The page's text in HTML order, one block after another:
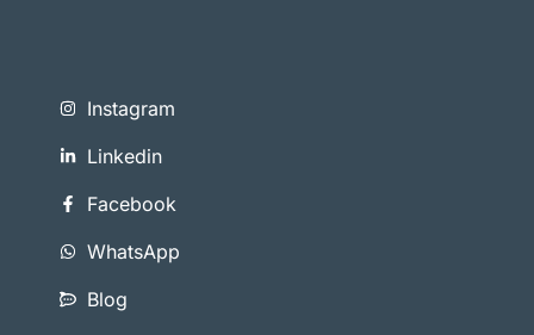
Instagram
Linkedin
Facebook
WhatsApp
Blog